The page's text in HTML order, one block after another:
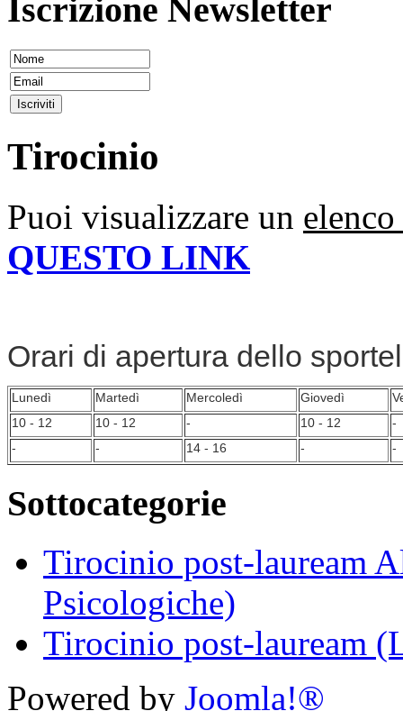
Iscrizione Newsletter
Tirocinio
Puoi visualizzare un
QUESTO LINK
Orari di apertura dello
Lunedì Martedì Mercoledì Giovedì
10 - 12
10 - 12 - 10 - 12
-
-
- 14 - 16 - -
Sottocategorie
Tirocinio post-lauream
Psicologiche)
Tirocinio post-lauream
Powered by Joomla!®